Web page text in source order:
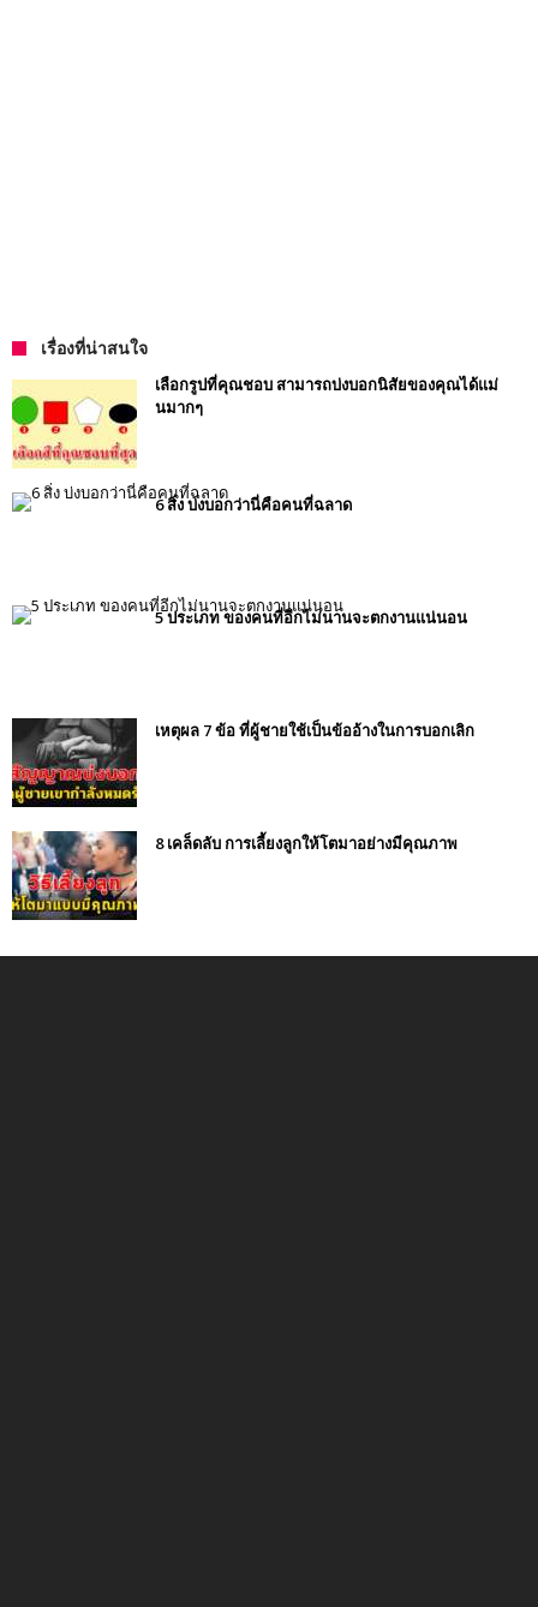
เรื่องที่น่าสนใจ
เลือกรูปที่คุณชอบ สามารถบ่งบอกนิสัยของคุณได้แม่
นมากๆ
6 สิ่ง บ่งบอกว่านี่คือคนที่ฉลาด
5 ประเภท ของคนที่อีกไม่นานจะตกงานแน่นอน
เหตุผล 7 ข้อ ที่ผู้ชายใช้เป็นข้ออ้างในการบอกเลิก
8 เคล็ดลับ การเลี้ยงลูกให้โตมาอย่างมีคุณภาพ